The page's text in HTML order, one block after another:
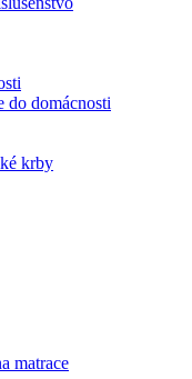
do domácnosti
krby
matrace